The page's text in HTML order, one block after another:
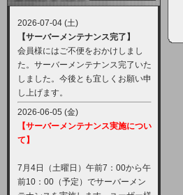
2026-07-04 (土)
【サーバーメンテナンス完了】
会員様にはご不便をおかけしまし
た。サーバーメンテナンス完了いた
しました。今後とも宜しくお願い申
し上げます。
2026-06-05 (金)
【サーバーメンテナンス実施につい
て】
7月4日（土曜日）午前7：00から午
前10：00（予定）でサーバーメン